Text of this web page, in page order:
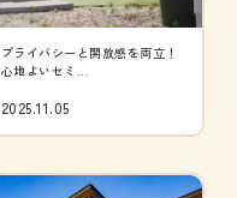
プライバシーと開放感を両立！
心地よいセミ...
2025.11.05